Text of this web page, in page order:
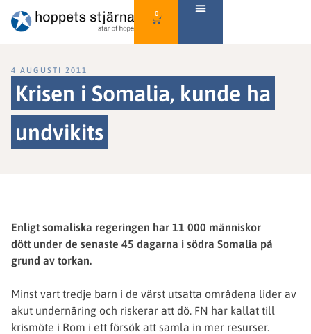
0
4 AUGUSTI 2011
Krisen i Somalia, kunde ha
undvikits
Enligt somaliska regeringen har 11 000 människor
dött under de senaste 45 dagarna i södra Somalia på
grund av torkan.
Minst vart tredje barn i de värst utsatta områdena lider av
akut under­näring och riskerar att dö. FN har kallat till
krismöte i Rom i ett försök att samla in mer resurser.